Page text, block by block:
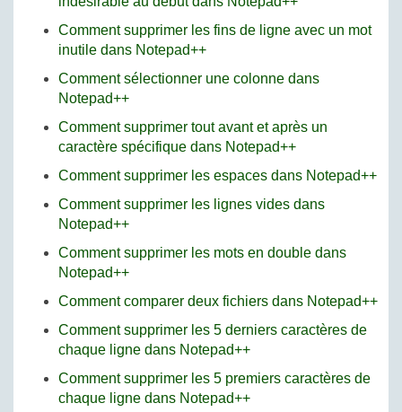
Comment supprimer les fins de ligne avec un mot
inutile dans Notepad++
Comment sélectionner une colonne dans
Notepad++
Comment supprimer tout avant et après un
caractère spécifique dans Notepad++
Comment supprimer les espaces dans Notepad++
Comment supprimer les lignes vides dans
Notepad++
Comment supprimer les mots en double dans
Notepad++
Comment comparer deux fichiers dans Notepad++
Comment supprimer les 5 derniers caractères de
chaque ligne dans Notepad++
Comment supprimer les 5 premiers caractères de
chaque ligne dans Notepad++